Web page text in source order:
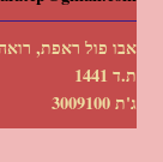
אבו פול ראפת,
ת.ד 1441
ג'ת 3009100